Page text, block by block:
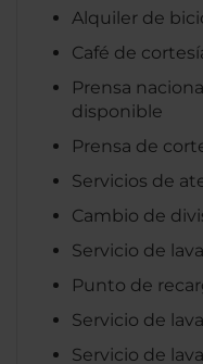
Alquiler de
Café de
Prensa
disponible
Prensa de
Servicios de
Cambio de
Servicio de
Punto de
Servicio de
Servicio de